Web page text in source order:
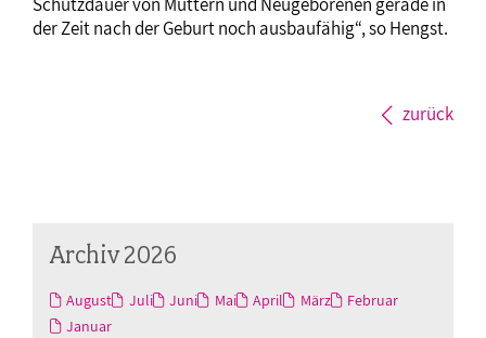
der Zeit nach der Geburt noch ausbaufähig“, so Hengst.
zurück
Archiv 2026
August Juli Juni Mai April März
Februar
Januar